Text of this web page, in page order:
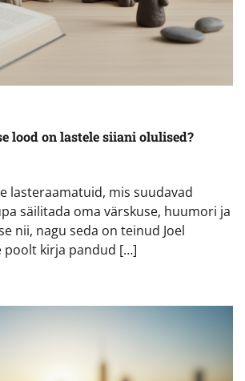
lood on lastele siiani olulised?
lasteraamatuid, mis suudavad
säilitada oma värskuse, huumori ja
nii, nagu seda on teinud Joel
poolt kirja pandud […]